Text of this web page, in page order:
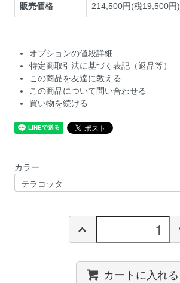
販売価格 214,500円(税19,500円)
オプションの値段詳細
特定商取引法に基づく表記（返品等）
この商品を友達に教える
この商品について問い合わせる
買い物を続ける
カラー
カートに入れる